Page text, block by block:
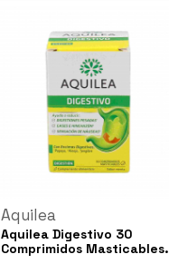
Aquilea
Aquilea Digestivo 30
Comprimidos Masticables.